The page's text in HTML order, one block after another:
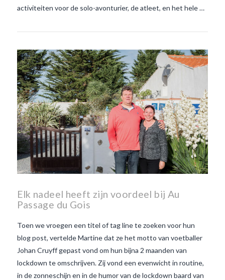
activiteiten voor de solo-avonturier, de atleet, en het hele …
Elk nadeel heeft zijn voordeel bij Au
Passage du Gois
Toen we vroegen een titel of tag line te zoeken voor hun
blog post, vertelde Martine dat ze het motto van voetballer
Johan Cruyff gepast vond om hun bijna 2 maanden van
lockdown te omschrijven. Zij vond een evenwicht in routine,
in de zonneschijn en in de humor van de lockdown baard van